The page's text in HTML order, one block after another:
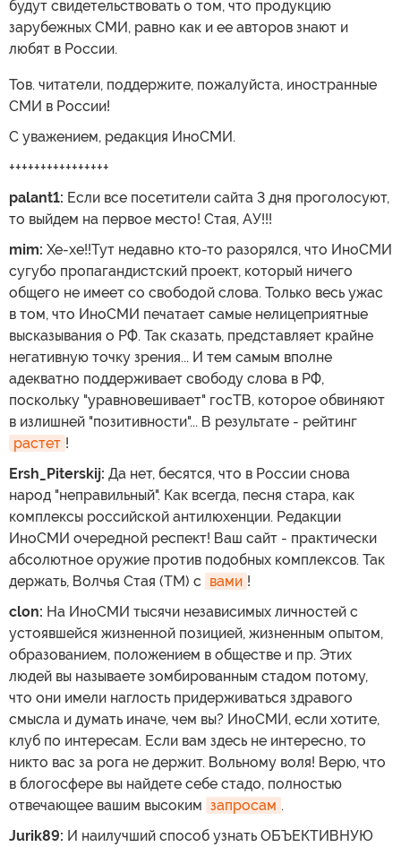
будут свидетельствовать о том, что продукцию
зарубежных СМИ, равно как и ее авторов знают и
любят в России.
Тов. читатели, поддержите, пожалуйста, иностранные
СМИ в России!
С уважением, редакция ИноСМИ.
++++++++++++++++
palant1: Если все посетители сайта 3 дня проголосуют,
то выйдем на первое место! Стая, АУ!!!
mim: Хе-хе!!Тут недавно кто-то разорялся, что ИноСМИ
сугубо пропагандистский проект, который ничего
общего не имеет со свободой слова. Только весь ужас
в том, что ИноСМИ печатает самые нелицеприятные
высказывания о РФ. Так сказать, представляет крайне
негативную точку зрения... И тем самым вполне
адекватно поддерживает свободу слова в РФ,
поскольку "уравновешивает" госТВ, которое обвиняют
в излишней "позитивности"... В результате - рейтинг
растет !
Ersh_Piterskij: Да нет, бесятся, что в России снова
народ "неправильный". Как всегда, песня стара, как
комплексы российской антилюхенции. Редакции
ИноСМИ очередной респект! Ваш сайт - практически
абсолютное оружие против подобных комплексов. Так
держать, Волчья Стая (TМ) с вами !
clon: На ИноСМИ тысячи независимых личностей с
устоявшейся жизненной позицией, жизненным опытом,
образованием, положением в обществе и пр. Этих
людей вы называете зомбированным стадом потому,
что они имели наглость придерживаться здравого
смысла и думать иначе, чем вы? ИноСМИ, если хотите,
клуб по интересам. Если вам здесь не интересно, то
никто вас за рога не держит. Вольному воля! Верю, что
в блогосфере вы найдете себе стадо, полностью
отвечающее вашим высоким запросам .
Jurik89: И наилучший способ узнать ОБЪЕКТИВНУЮ